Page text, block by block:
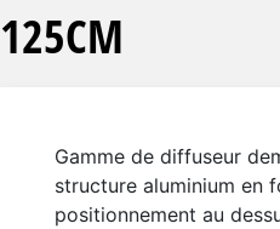
125CM
Gamme de diffuseur
structure aluminium en
positionnement au